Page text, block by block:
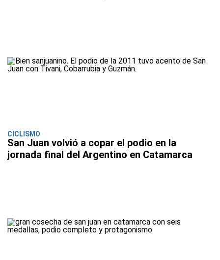
CICLISMO
San Juan volvió a copar el podio en la
jornada final del Argentino en Catamarca